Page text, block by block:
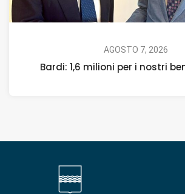
AGOSTO 7, 2026
Bardi: 1,6 milioni per i nostri